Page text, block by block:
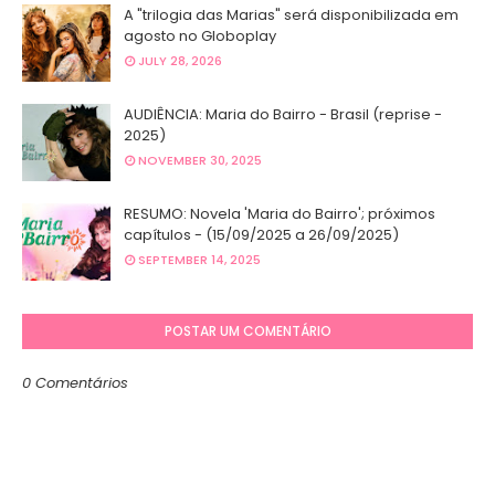
A "trilogia das Marias" será disponibilizada em
agosto no Globoplay
JULY 28, 2026
AUDIÊNCIA: Maria do Bairro - Brasil (reprise -
2025)
NOVEMBER 30, 2025
RESUMO: Novela 'Maria do Bairro'; próximos
capítulos - (15/09/2025 a 26/09/2025)
SEPTEMBER 14, 2025
POSTAR UM COMENTÁRIO
0 Comentários